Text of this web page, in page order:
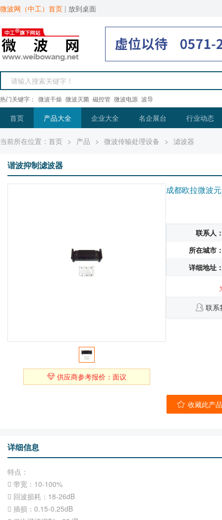
微波网（中工）首页 | 放到桌面
热门关键字： 微波干燥 微波灭菌 磁控管 微波电源 波导
首页 产品大全 企业大全 名企展台 行业动态
当前所在位置： 首页 > 产品 > 微波传输处理设备 > 滤波器
谐波抑制滤波器
供应商参考报价：面议
成都欧拉微波
联系人
所在城市
详细地址
联系
收藏此产品
详细信息
特点：
 带宽：10-100%
 回波损耗：18-26dB
 插损：0.15-0.25dB